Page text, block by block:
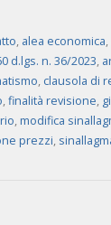
, alea economica,
d.lgs. n. 36/2023,
, clausola di
,finalità revisione,
,modifica
prezzi,